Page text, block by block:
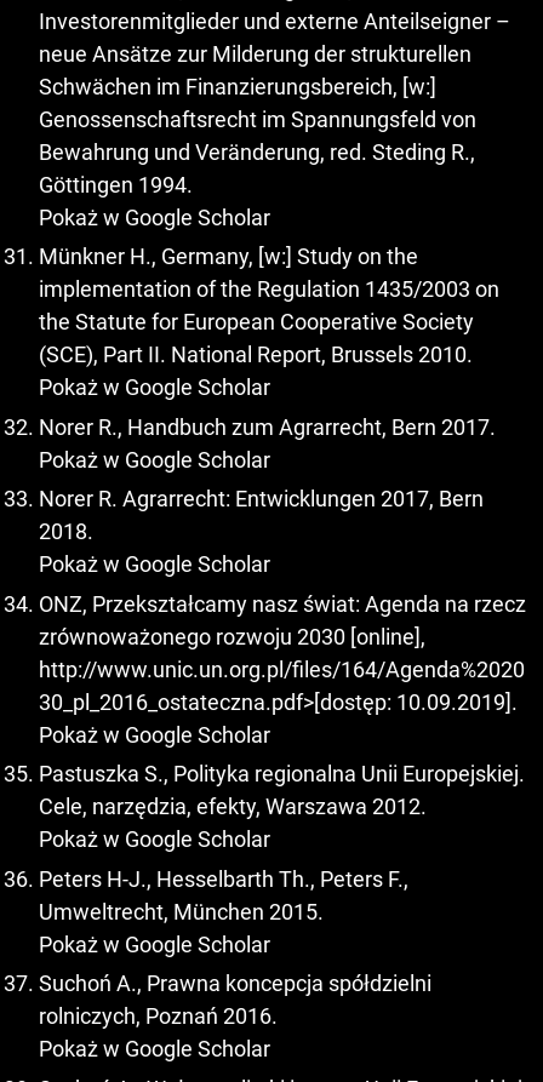
Investorenmitglieder und externe Anteilseigner –
neue Ansätze zur Milderung der strukturellen
Schwächen im Finanzierungsbereich, [w:]
Genossenschaftsrecht im Spannungsfeld von
Bewahrung und Veränderung, red. Steding R.,
Göttingen 1994.
Pokaż w Google Scholar
Münkner H., Germany, [w:] Study on the
implementation of the Regulation 1435/2003 on
the Statute for European Cooperative Society
(SCE), Part II. National Report, Brussels 2010.
Pokaż w Google Scholar
Norer R., Handbuch zum Agrarrecht, Bern 2017.
Pokaż w Google Scholar
Norer R. Agrarrecht: Entwicklungen 2017, Bern
2018.
Pokaż w Google Scholar
ONZ, Przekształcamy nasz świat: Agenda na rzecz
zrównoważonego rozwoju 2030 [online],
http://www.unic.un.org.pl/files/164/Agenda%2020
30_pl_2016_ostateczna.pdf>[dostęp: 10.09.2019].
Pokaż w Google Scholar
Pastuszka S., Polityka regionalna Unii Europejskiej.
Cele, narzędzia, efekty, Warszawa 2012.
Pokaż w Google Scholar
Peters H-J., Hesselbarth Th., Peters F.,
Umweltrecht, München 2015.
Pokaż w Google Scholar
Suchoń A., Prawna koncepcja spółdzielni
rolniczych, Poznań 2016.
Pokaż w Google Scholar